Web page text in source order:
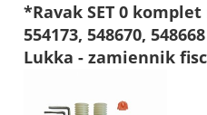
*Ravak SET 0
554173, 548670,
Lukka - zamiennik